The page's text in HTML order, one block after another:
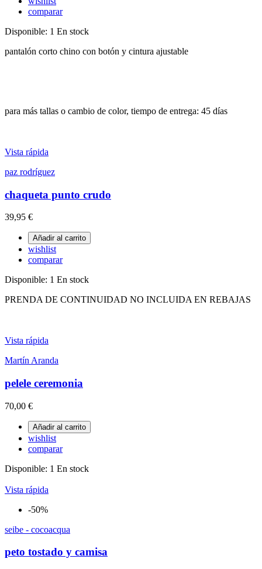
comparar
Disponible: 1 En stock
pantalón corto chino con botón y cintura ajustable
para más tallas o cambio de color, tiempo de entrega: 45 días
Vista rápida
paz rodríguez
chaqueta punto crudo
39,95 €
Añadir al carrito
wishlist
comparar
Disponible: 1 En stock
PRENDA DE CONTINUIDAD NO INCLUIDA EN REBAJAS
Vista rápida
Martín Aranda
pelele ceremonia
70,00 €
Añadir al carrito
wishlist
comparar
Disponible: 1 En stock
Vista rápida
-50%
seibe - cocoacqua
peto tostado y camisa